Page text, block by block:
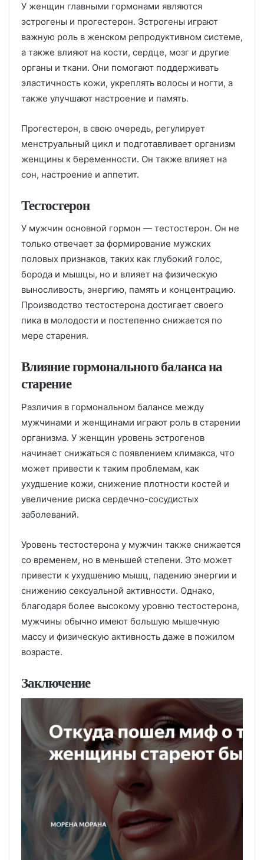
У женщин главными гормонами являются
эстрогены и прогестерон. Эстрогены играют
важную роль в женском репродуктивном системе,
а также влияют на кости, сердце, мозг и другие
органы и ткани. Они помогают поддерживать
эластичность кожи, укреплять волосы и ногти, а
также улучшают настроение и память.
Прогестерон, в свою очередь, регулирует
менструальный цикл и подготавливает организм
женщины к беременности. Он также влияет на
сон, настроение и аппетит.
Тестостерон
У мужчин основной гормон — тестостерон. Он не
только отвечает за формирование мужских
половых признаков, таких как глубокий голос,
борода и мышцы, но и влияет на физическую
выносливость, энергию, память и концентрацию.
Производство тестостерона достигает своего
пика в молодости и постепенно снижается по
мере старения.
Влияние гормонального баланса на
старение
Различия в гормональном балансе между
мужчинами и женщинами играют роль в старении
организма. У женщин уровень эстрогенов
начинает снижаться с появлением климакса, что
может привести к таким проблемам, как
ухудшение кожи, снижение плотности костей и
увеличение риска сердечно-сосудистых
заболеваний.
Уровень тестостерона у мужчин также снижается
со временем, но в меньшей степени. Это может
привести к ухудшению мышц, падению энергии и
снижению сексуальной активности. Однако,
благодаря более высокому уровню тестостерона,
мужчины обычно имеют большую мышечную
массу и физическую активность даже в пожилом
возрасте.
Заключение